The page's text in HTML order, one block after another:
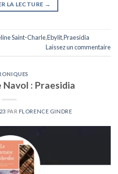
LA LECTURE →
Saint-Charle,Ebylit,Praesidia
Laissez un commentaire
Navol : Praesidia
PAR FLORENCE GINDRE